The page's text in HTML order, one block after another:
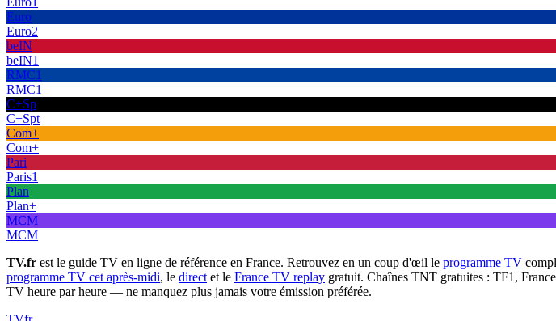
Euro
Euro2
beIN
beIN1
RMC1
RMC1
C+Sp
C+Spt
Com+
Com+
Pari
Paris1
Plan
Plan+
MCM
MCM
TV.fr est le guide TV en ligne de référence en France. Retrouvez en un coup d'œil le programme TV
programme TV cet après-midi, le direct et le France TV replay gratuit. Chaînes TNT gratuites : TF1,
TV heure par heure — ne manquez plus jamais votre émission préférée.